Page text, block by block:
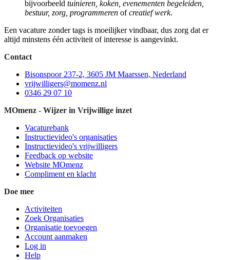
bijvoorbeeld tuinieren, koken, evenementen begeleiden,
bestuur, zorg, programmeren ofcreatief werk.
Een vacature zonder tags is moeilijker vindbaar, dus zorg dat er
altijd minstens één activiteit of interesse is aangevinkt.
Contact
Bisonspoor 237-2, 3605 JM Maarssen, Nederland
vrijwilligers@momenz.nl
0346 29 07 10
MOmenz - Wijzer in Vrijwillige inzet
Vacaturebank
Instructievideo's organisaties
Instructievideo's vrijwilligers
Feedback op website
Website MOmenz
Compliment en klacht
Doe mee
Activiteiten
Zoek Organisaties
Organisatie toevoegen
Account aanmaken
Log in
Help